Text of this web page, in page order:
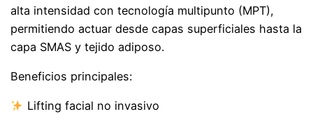
alta intensidad con tecnología multipunto (MPT),
permitiendo actuar desde capas superficiales hasta la
capa SMAS y tejido adiposo.
Beneficios principales:
Lifting facial no invasivo